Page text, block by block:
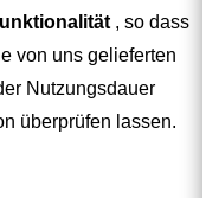
, so dass
von uns gelieferten
Nutzungsdauer
überprüfen lassen.